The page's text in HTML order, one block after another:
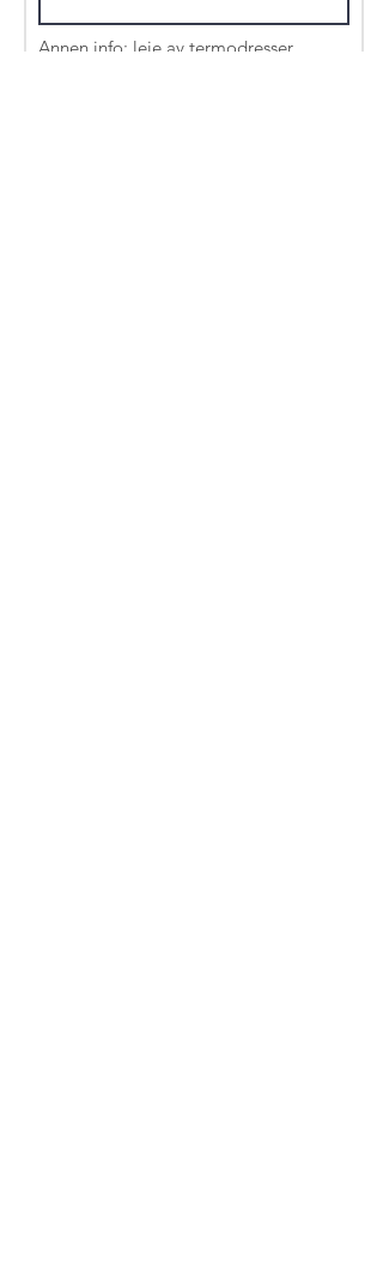
Annen info: leie av termodresser,